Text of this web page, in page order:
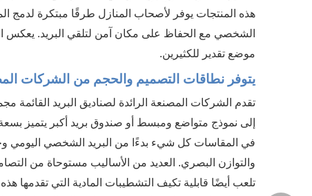
هذه المنتجات يوفر لأصحاب المنازل طرقًا مبتكرة لدمج
الشخصي مع الحفاظ على مكان آمن لتلقي البريد. يعكس
موضع تقدير للكثيرين.
يتوفر نطاقات التصميم والحجم من الشركات
تقدم الشركات المصنعة الرائدة لصناديق البريد
إلى نموذج متواضع ومبسط أو صندوق بريد أكبر يتميز
في المقاسات كل شيء بدءًا من البريد الشخصي اليومي
والتوازن البصري. العديد من الأساليب مستوحاة من
تلعب أيضًا قابلية تكيف التشطيبات المادية التي